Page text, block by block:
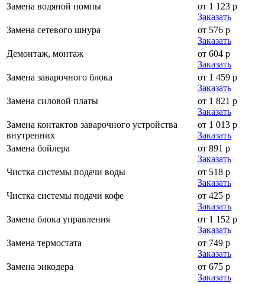
Замена водяной помпы
от 1 123 р
Заказать
Замена сетевого шнура
от 576 р
Заказать
Демонтаж, монтаж
от 604 р
Заказать
Замена заварочного блока
от 1 459 р
Заказать
Замена силовой платы
от 1 821 р
Заказать
Замена контактов заварочного устройства
внутренних
от 1 013 р
Заказать
Замена бойлера
от 891 р
Заказать
Чистка системы подачи воды
от 518 р
Заказать
Чистка системы подачи кофе
от 425 р
Заказать
Замена блока управления
от 1 152 р
Заказать
Замена термостата
от 749 р
Заказать
Замена энкодера
от 675 р
Заказать